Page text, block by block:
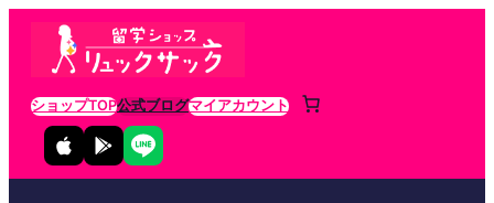
ショップTOP公式ブログマイアカウント